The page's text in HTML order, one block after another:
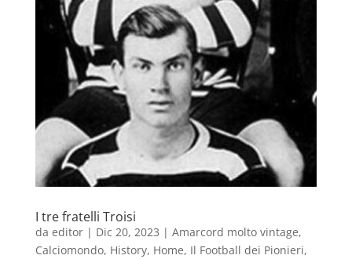
I tre fratelli Troisi
da editor| Dic 20, 2023 | Amarcord molto vintage,
Calciomondo, History, Home, Il Football dei Pionieri,